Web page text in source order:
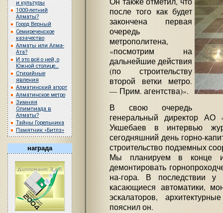
и культуры
1000-летний
Алматы?
Город Верный
Семиреченское
казачество
Алматы или Алма-
Ата?
И это всё о ней, о
Южной столице…
Стихийные
явления
Алматинский апорт
Алматинское метро
Зимняя
Олимпиада в
Алматы?
Тайны Горельника
Памятник «Битлз»
награда
после того как будет
закончена первая
очередь
метрополитена,
«посмотрим на
дальнейшие действия
(по строительству
второй ветки метро.
— Прим. агентства)».
В свою очередь
генеральный директор АО
Укшебаев в интервью
сегодняшний день горно-
строительство подземных
Мы планируем в конце
демонтировать
на-гора. В последствии у
касающиеся автоматики,
эскалаторов,
пояснил он.